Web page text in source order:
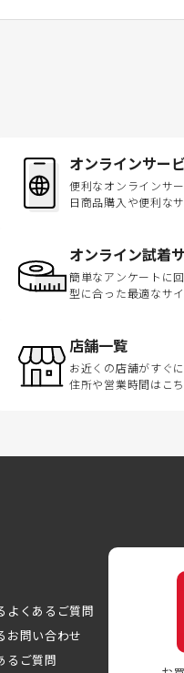
オンラインサー
便利なオンラインサ
日商品購入や便利な
オンライン試着
簡単なアンケートに
型に合った最適なサ
店舗一覧
お近くの店舗がすぐ
住所や営業時間はこ
よくあるご質問
お問い合わせ
るご質問